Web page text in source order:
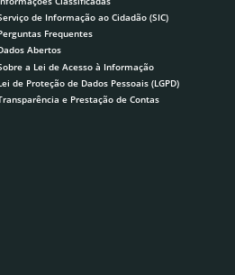
de Informação ao Cidadão (SIC)
Frequentes
Abertos
a Lei de Acesso à Informação
de Proteção de Dados Pessoais (LGPD)
e Prestação de Contas